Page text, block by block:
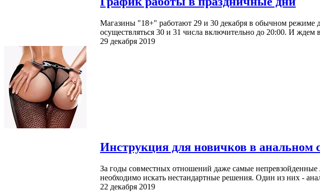
Магазины "18+" работают 29 и 30 декабря в обычном режиме
осуществляться 30 и 31 числа включительно до 20:00. И ждем
29 декабря 2019
Инструкция для новичков в анальном
За годы совместных отношений даже самые
необходимо искать нестандартные решения. Один из них -
22 декабря 2019